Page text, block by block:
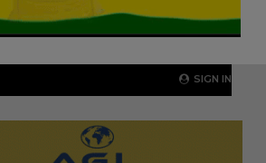
SIGN IN